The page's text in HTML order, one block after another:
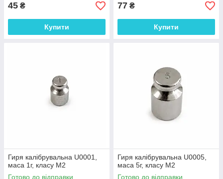
45 ₴
Купити
77 ₴
Купити
Гиря калібрувальна U0001,
маса 1г, класу М2
Готово до відправки
Гиря калібрувальна U0005,
маса 5г, класу М2
Готово до відправки